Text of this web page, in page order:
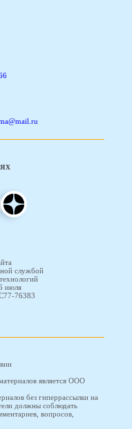
службой
июля
76383
является ООО
без гиперрассылки на
должны соблюдать
вопросов,